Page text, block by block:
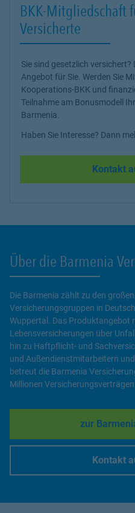
BKK-Mitgliedschaft
Versicherte
Sie sind gesetzlich
Angebot für Sie. Werden Sie
Kooperations-BKK und
Teilnahme am Bonusmodell
Barmenia.
Haben Sie Interesse? Dann
Kontakt
Über die Barmenia
Die Barmenia zählt zu den
Versicherungsgruppen in
Wuppertal. Das Produktangebot
Lebensversicherungen über
hin zu Haftpflicht- und
und Außendienstmitarbeitern
betreut die Barmenia
Millionen
zur
Kontakt